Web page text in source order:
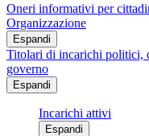
Oneri informativi per
Organizzazione
Espandi
Titolari di incarichi politici,
governo
Espandi
Incarichi attivi
Espandi